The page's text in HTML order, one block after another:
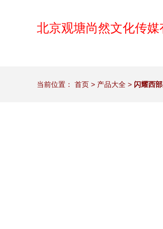
北京观塘尚然文化传
当前位置： 首页 > 产品大全 > 闪耀西